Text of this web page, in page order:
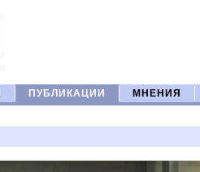
ПУБЛИКАЦИИ МНЕНИЯ